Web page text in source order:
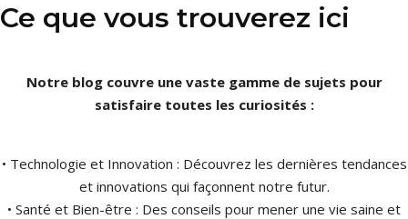
Ce que vous trouverez ici
Notre blog couvre une vaste gamme de sujets pour
satisfaire toutes les curiosités :
• Technologie et Innovation : Découvrez les dernières tendances
et innovations qui façonnent notre futur.
• Santé et Bien-être : Des conseils pour mener une vie saine et